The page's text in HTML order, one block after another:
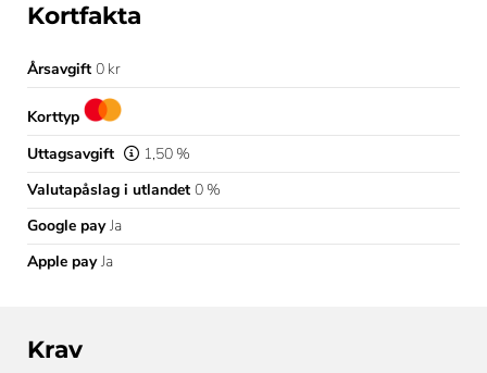
Kortfakta
Årsavgift 0 kr
Korttyp
Uttagsavgift
1,50 %
Valutapåslag i utlandet 0 %
Google payJa
Apple payJa
Krav